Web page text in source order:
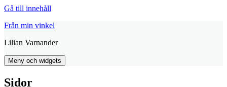
Gå till innehåll
Från min vinkel
Lilian Varnander
Meny och widgets
Sidor